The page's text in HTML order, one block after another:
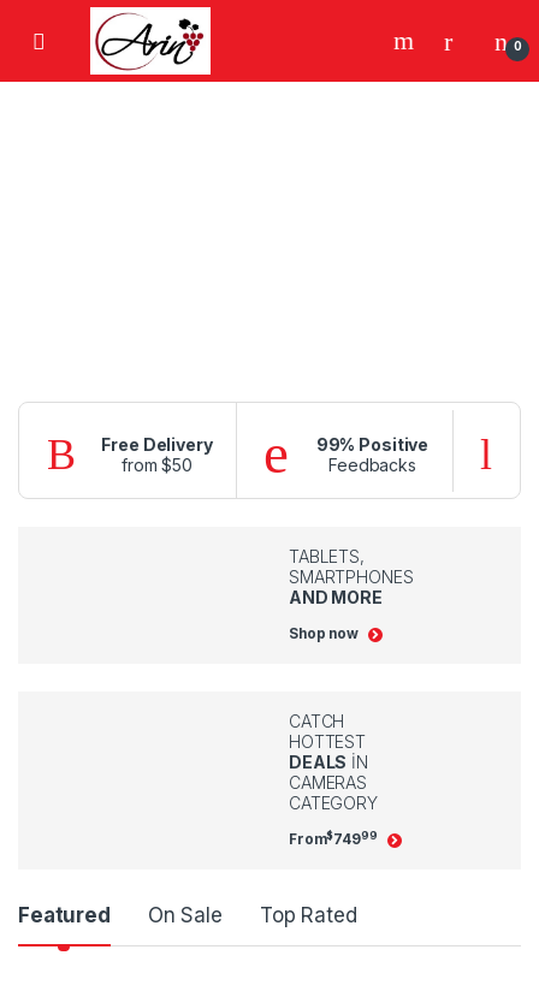
Gezinme geç
0
Free Delivery
from $50
99% Positive
Feedbacks
TABLETS,
SMARTPHONES
AND MORE
Shop now
CATCH
HOTTEST
DEALS IN
CAMERAS
CATEGORY
From$74999
Ü
Featured On Sale Top Rated